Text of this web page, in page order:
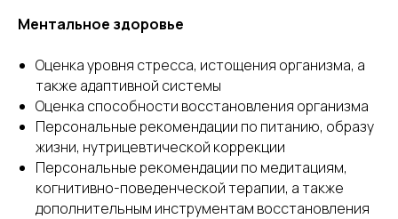
Ментальное здоровье
Оценка уровня стресса, истощения организма, а
также адаптивной системы
Оценка способности восстановления организма
Персональные рекомендации по питанию, образу
жизни, нутрицевтической коррекции
Персональные рекомендации по медитациям,
когнитивно-поведенческой терапии, а также
дополнительным инструментам восстановления